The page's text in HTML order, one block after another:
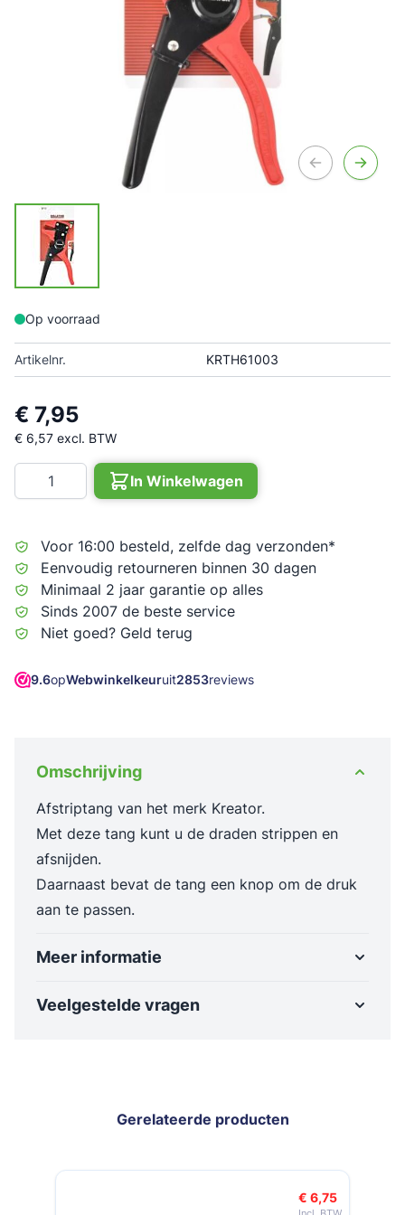
Op voorraad
Artikelnr. KRTH61003
€ 7,95
€ 6,57 excl. BTW
Aantal
In Winkelwagen
Voor 16:00 besteld, zelfde dag verzonden*
Eenvoudig retourneren binnen 30 dagen
Minimaal 2 jaar garantie op alles
Sinds 2007 de beste service
Niet goed? Geld terug
9.6opWebwinkelkeuruit2853reviews
Omschrijving
Afstriptang van het merk Kreator.
Met deze tang kunt u de draden strippen en
afsnijden.
Daarnaast bevat de tang een knop om de druk
aan te passen.
Meer informatie
Veelgestelde vragen
Gerelateerde producten
Navigeren door de elementen van de carrousel is mogelijk met
Druk om carrousel over te slaan
Druk op om naar carrouselnavigatie te gaan